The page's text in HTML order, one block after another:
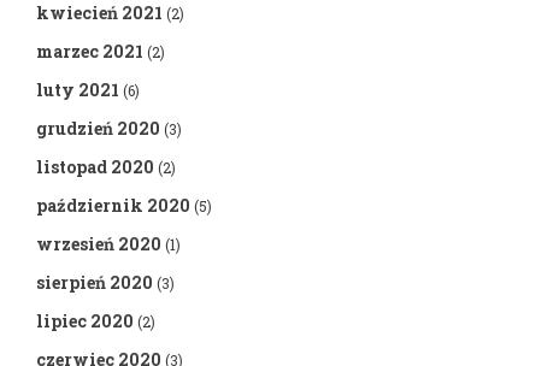
kwiecień 2021 (2)
marzec 2021 (2)
luty 2021 (6)
grudzień 2020 (3)
listopad 2020 (2)
październik 2020 (5)
wrzesień 2020 (1)
sierpień 2020 (3)
lipiec 2020 (2)
czerwiec 2020 (3)